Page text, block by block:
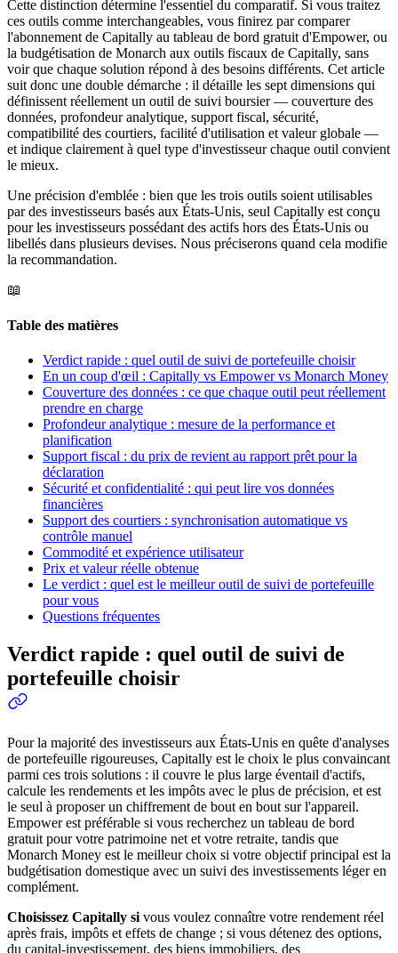
Cette distinction détermine l'essentiel du comparatif. Si vous traitez
ces outils comme interchangeables, vous finirez par comparer
l'abonnement de Capitally au tableau de bord gratuit d'Empower, ou
la budgétisation de Monarch aux outils fiscaux de Capitally, sans
voir que chaque solution répond à des besoins différents. Cet article
suit donc une double démarche : il détaille les sept dimensions qui
définissent réellement un outil de suivi boursier — couverture des
données, profondeur analytique, support fiscal, sécurité,
compatibilité des courtiers, facilité d'utilisation et valeur globale —
et indique clairement à quel type d'investisseur chaque outil convient
le mieux.
Une précision d'emblée : bien que les trois outils soient utilisables
par des investisseurs basés aux États-Unis, seul Capitally est conçu
pour les investisseurs possédant des actifs hors des États-Unis ou
libellés dans plusieurs devises. Nous préciserons quand cela modifie
la recommandation.
📖
Table des matières
Verdict rapide : quel outil de suivi de portefeuille choisir
En un coup d'œil : Capitally vs Empower vs Monarch Money
Couverture des données : ce que chaque outil peut réellement
prendre en charge
Profondeur analytique : mesure de la performance et
planification
Support fiscal : du prix de revient au rapport prêt pour la
déclaration
Sécurité et confidentialité : qui peut lire vos données
financières
Support des courtiers : synchronisation automatique vs
contrôle manuel
Commodité et expérience utilisateur
Prix et valeur réelle obtenue
Le verdict : quel est le meilleur outil de suivi de portefeuille
pour vous
Questions fréquentes
Verdict rapide : quel outil de suivi de
portefeuille choisir
Pour la majorité des investisseurs aux États-Unis en quête d'analyses
de portefeuille rigoureuses, Capitally est le choix le plus convaincant
parmi ces trois solutions : il couvre le plus large éventail d'actifs,
calcule les rendements et les impôts avec le plus de précision, et est
le seul à proposer un chiffrement de bout en bout sur l'appareil.
Empower est préférable si vous recherchez un tableau de bord
gratuit pour votre patrimoine net et votre retraite, tandis que
Monarch Money est le meilleur choix si votre objectif principal est la
budgétisation domestique avec un suivi des investissements léger en
complément.
Choisissez Capitally si vous voulez connaître votre rendement réel
après frais, impôts et effets de change ; si vous détenez des options,
du capital-investissement, des biens immobiliers, des